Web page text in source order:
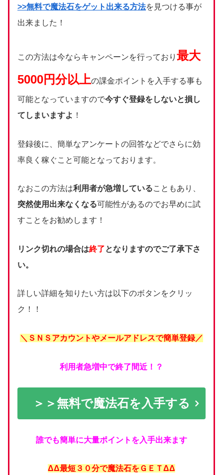
>>無料で魔法石をゲット出来る方法を見つける事が
出来ました！
この方法は今ならキャンペーンを行っており 最大
5000円分以上の課金ポイントを入手する事も
可能となっていますので今すぐ登録をしないと損し
てしまいますよ ！
登録後に、簡単なアンケートの回答などでさらに効
率良く稼ぐこと可能となっております。
なおこの方法は利用者が急増していることもあり、
突然使用出来なくなる可能性があるのでお早めに試
すことをお勧めします！
リンク切れの場合は終了となりますのでご了承下さ
い。
詳しい詳細を知りたい方は以下のボタンをクリッ
ク！！
＼ＳＮＳアカウントやメールアドレスで簡単登録／
利用者急増中で終了間近！？
＞＞無料で魔法石を入手する
誰でも簡単に大量ポイントを入手出来ます
ΔΔ最短３０分で魔法石をＧＥＴΔΔ